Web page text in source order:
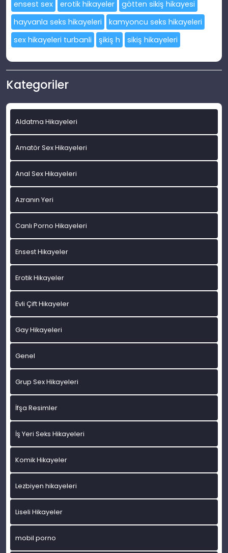
ensest sex erotik hikayeler
götten sikiş hikayesi
hayvanla seks hikayeleri
kamyoncu seks hikayeleri
sex hikayeleri turbanli
şikiş h sikiş hikayeleri
Kategoriler
Aldatma Hikayeleri
Amatör Sex Hikayeleri
Anal Sex Hikayeleri
Azranın Yeri
Canlı Porno Hikayeleri
Ensest Hikayeler
Erotik Hikayeler
Evli Çift Hikayeler
Gay Hikayeleri
Genel
Grup Sex Hikayeleri
İfşa Resimler
İş Yeri Seks Hikayeleri
Komik Hikayeler
Lezbiyen hikayeleri
Liseli Hikayeler
mobil porno